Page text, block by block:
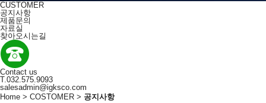
CUSTOMER
공지사항
제품문의
자료실
찾아오시는길
Contact us
T.032.575.9093
salesadmin@igksco.com
Home > COSTOMER > 공지사항